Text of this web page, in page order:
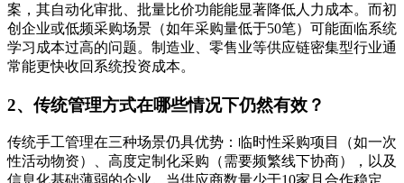
案，其自动化审批、批量比价功能能显著降低人力成本。而初
创企业或低频采购场景（如年采购量低于50笔）可能面临系统
学习成本过高的问题。制造业、零售业等供应链密集型行业通
常能更快收回系统投资成本。
2、传统管理方式在哪些情况下仍然有效？
传统手工管理在三种场景仍具优势：临时性采购项目（如一次
性活动物资）、高度定制化采购（需要频繁线下协商），以及